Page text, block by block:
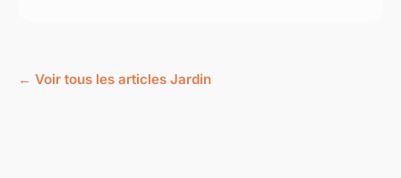
← Voir tous les articles Jardin